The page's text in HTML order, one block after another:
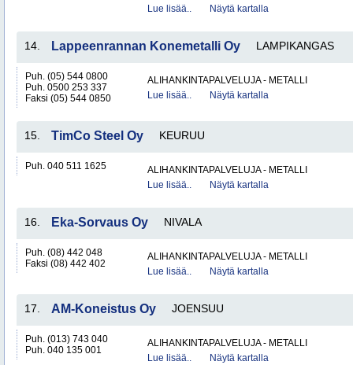
Lue lisää..
Näytä kartalla
14. Lappeenrannan Konemetalli Oy LAMPIKANGAS
Puh. (05) 544 0800
Puh. 0500 253 337
Faksi (05) 544 0850
ALIHANKINTAPALVELUJA - METALLI
Lue lisää..
Näytä kartalla
15. TimCo Steel Oy KEURUU
Puh. 040 511 1625
ALIHANKINTAPALVELUJA - METALLI
Lue lisää..
Näytä kartalla
16. Eka-Sorvaus Oy NIVALA
Puh. (08) 442 048
Faksi (08) 442 402
ALIHANKINTAPALVELUJA - METALLI
Lue lisää..
Näytä kartalla
17. AM-Koneistus Oy JOENSUU
Puh. (013) 743 040
Puh. 040 135 001
ALIHANKINTAPALVELUJA - METALLI
Lue lisää..
Näytä kartalla